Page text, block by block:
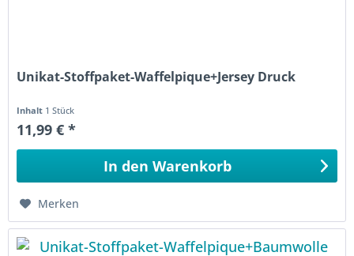
Unikat-Stoffpaket-Waffelpique+Jersey Druck
Inhalt 1 Stück
11,99 € *
In den Warenkorb
Merken